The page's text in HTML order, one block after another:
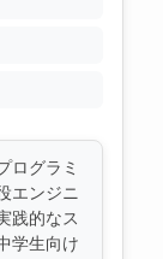
ログラミ
エンジニ
践的なス
学生向け